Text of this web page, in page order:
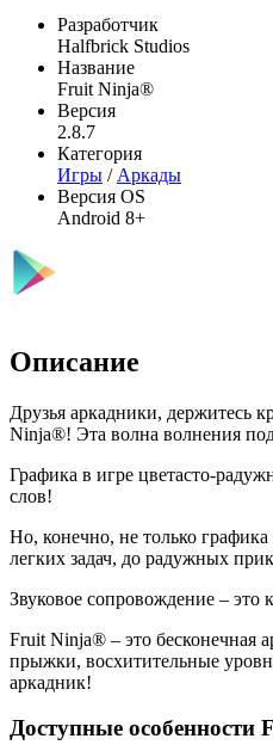
Разработчик
Halfbrick Studios
Название
Fruit Ninja®
Версия
2.8.7
Категория
Игры / Аркады
Версия OS
Android 8+
Описание
Друзья аркадники, держитесь
Ninja®! Эта волна волнения
Графика в игре цветасто-
слов!
Но, конечно, не только
легких задач, до радужных
Звуковое сопровождение – это
Fruit Ninja® – это бесконечная
прыжки, восхитительные
аркадник!
Доступные